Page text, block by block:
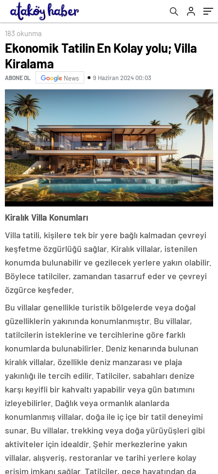
183 okunma
Ekonomik Tatilin En Kolay yolu; Villa
Kiralama
ABONE OL News 9 Haziran 2024 00:03
Kiralık Villa Konumları
Villa tatili, kişilere tek bir yere bağlı kalmadan çevreyi
keşfetme özgürlüğü sağlar. Kiralık villalar, istenilen
konumda bulunabilir ve gezilecek yerlere yakın olabilir.
Böylece tatilciler, zamandan tasarruf eder ve çevreyi
özgürce keşfeder.
Bu villalar genellikle turistik bölgelerde veya doğal
güzelliklerin yakınında konumlanmıştır. Bu villalar,
tatilcilerin isteklerine ve tercihlerine göre farklı
konumlarda bulunabilirler. Deniz kenarında bulunan
kiralık villalar, özellikle deniz manzarası ve plaja
yakınlığı ile tercih edilir. Tatilciler, sabahları denize
karşı keyifli bir kahvaltı yapabilir veya gün batımını
izleyebilirler. Dağlık veya ormanlık alanlarda
konumlanmış villalar, doğa ile iç içe bir tatil deneyimi
sunar. Bu villalar, trekking veya doğa yürüyüşleri gibi
aktiviteler için idealdir. Şehir merkezlerine yakın
villalar, alışveriş, restoranlar ve tarihi yerlere kolay
erişim imkanı sağlar. Tatilciler, gece hayatından da